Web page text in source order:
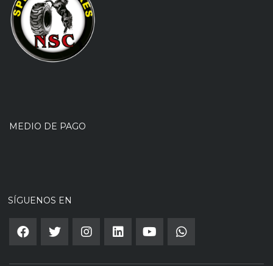
MEDIO DE PAGO
SÍGUENOS EN